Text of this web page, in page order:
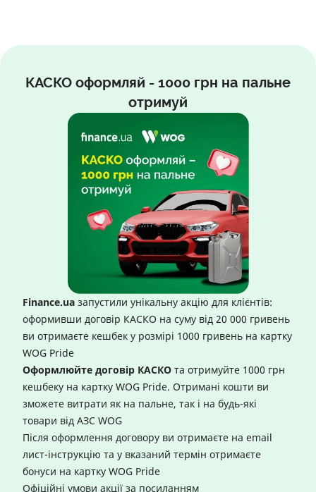
КАСКО оформляй - 1000 грн на пальне
отримуй
Finance.ua запустили унікальну акцію для клієнтів:
оформивши договір КАСКО на суму від 20 000 гривень
ви отримаєте кешбек у розмірі 1000 гривень на картку
WOG Pride
Оформлюйте договір КАСКО та отримуйте 1000 грн
кешбеку на картку WOG Pride. Отримані кошти ви
зможете витрати як на пальне, так і на будь-які
товари від АЗС WOG
Після оформлення договору ви отримаєте на email
лист-інструкцію та у вказаний термін отримаєте
бонуси на картку WOG Pride
Офіційні умови акції за посиланням